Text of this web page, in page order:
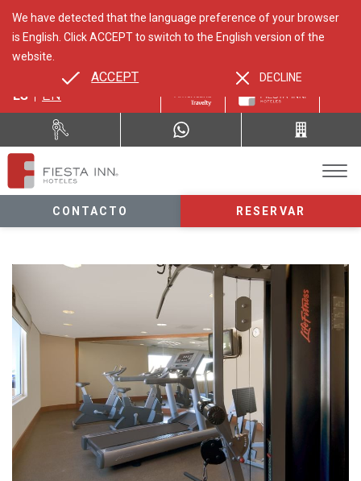
ES EN
CONTACTO RESERVAR
We have detected that the language preference of your browser
is English. Click ACCEPT to switch to the English version of the
website.
ACCEPT DECLINE